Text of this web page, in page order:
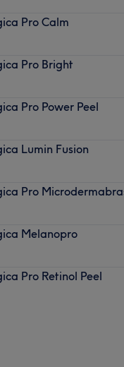
Pro Calm
Pro Bright
Pro Power Peel
Lumin Fusion
Pro
Melanopro
Pro Retinol Peel